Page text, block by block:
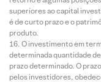
superiores ao capital
é de curto prazo e o
produto.
O investimento em
determinada quantidade
prazo determinado. O
pelos investidores,